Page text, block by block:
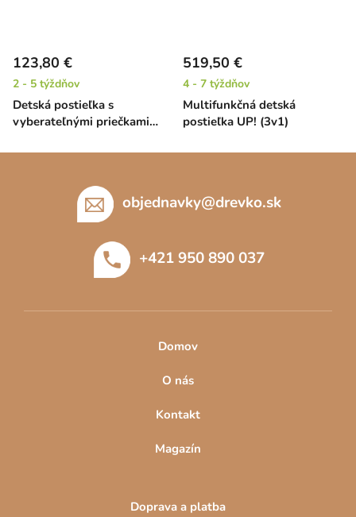
Detská postieľka s
vyberateľnými priečkami
60 cm
123,80 €
2 - 5 týždňov
Multifunkčná detská
postieľka UP! (3v1)
519,50 €
4 - 7 týždňov
objednavky@drevko.sk
+421 950 890 037
Domov
O nás
Kontakt
Magazín
Doprava a platba